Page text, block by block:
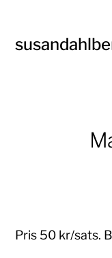
Pris 50 kr/sats.